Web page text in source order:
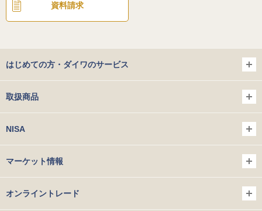
資料請求
はじめての方・ダイワのサービス
取扱商品
NISA
マーケット情報
オンライントレード